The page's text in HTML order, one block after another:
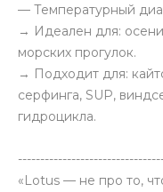
— Температурный
→ Идеален для:
морских прогулок.
→ Подходит для:
серфинга, SUP,
гидроцикла.
«Lotus — не про то,